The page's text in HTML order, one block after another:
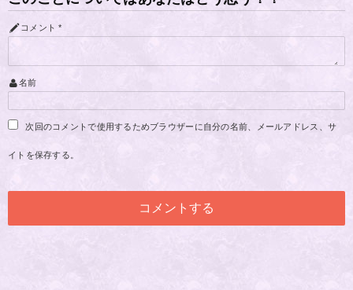
コメント *
名前
次回のコメントで使用するためブラウザーに自分の名前、メールアドレス、サ
イトを保存する。